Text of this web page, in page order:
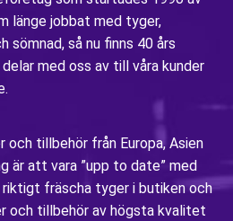
länge jobbat med tyger,
sömnad, så nu finns 40 års
med oss av till våra kunder
tillbehör från Europa, Asien
är att vara ”upp to date” med
fräscha tyger i butiken och
och tillbehör av högsta kvalitet